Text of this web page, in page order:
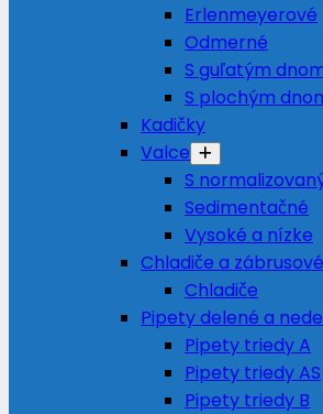
Erlenmeyerové
Odmerné
S guľatým
S plochým
Kadičky
Valce
S
Sedimentačné
Vysoké a nízke
Chladiče a
Chladiče
Pipety delené a
Pipety triedy A
Pipety triedy AS
Pipety triedy B